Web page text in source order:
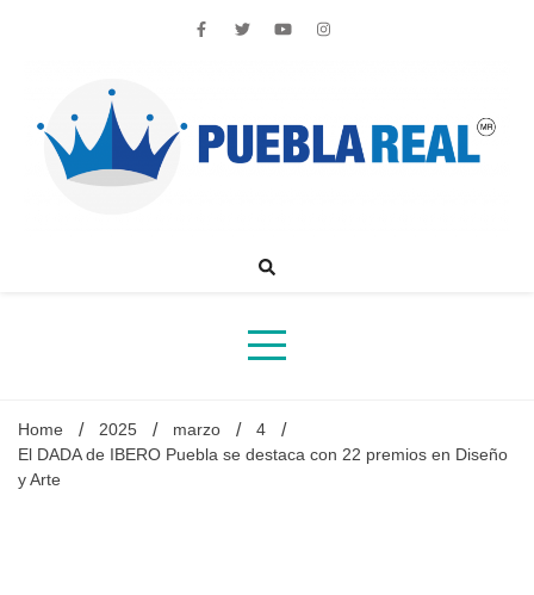
Noticias de actualidad de Puebla, México y el mundo
Home 2025 marzo
4
El DADA de IBERO Puebla se destaca con 22 premios en Diseño
y Arte